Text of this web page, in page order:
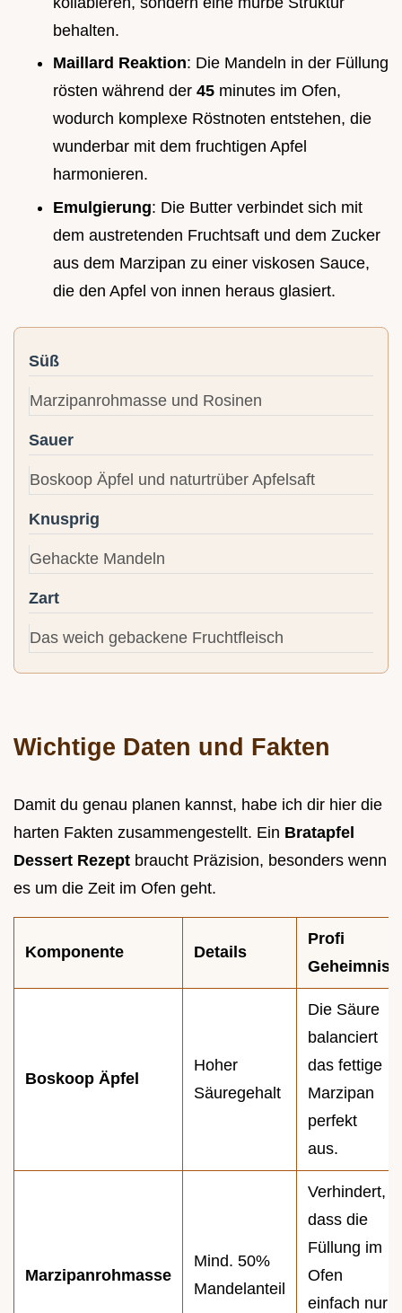
behalten.
Maillard Reaktion: Die Mandeln in der Füllung
rösten während der 45 minutes im Ofen,
wodurch komplexe Röstnoten entstehen, die
wunderbar mit dem fruchtigen Apfel
harmonieren.
Emulgierung: Die Butter verbindet sich mit
dem austretenden Fruchtsaft und dem Zucker
aus dem Marzipan zu einer viskosen Sauce,
die den Apfel von innen heraus glasiert.
Süß
Marzipanrohmasse und Rosinen
Sauer
Boskoop Äpfel und naturtrüber Apfelsaft
Knusprig
Gehackte Mandeln
Zart
Das weich gebackene Fruchtfleisch
Wichtige Daten und Fakten
Damit du genau planen kannst, habe ich dir hier die
harten Fakten zusammengestellt. Ein Bratapfel
Dessert Rezept braucht Präzision, besonders wenn
es um die Zeit im Ofen geht.
Komponente Details
Profi
Geheimnis
Boskoop Äpfel
Hoher
Säuregehalt
Die Säure
balanciert
das fettige
Marzipan
perfekt
aus.
Marzipanrohmasse
Mind. 50%
Mandelanteil
Verhindert,
dass die
Füllung im
Ofen
einfach nur